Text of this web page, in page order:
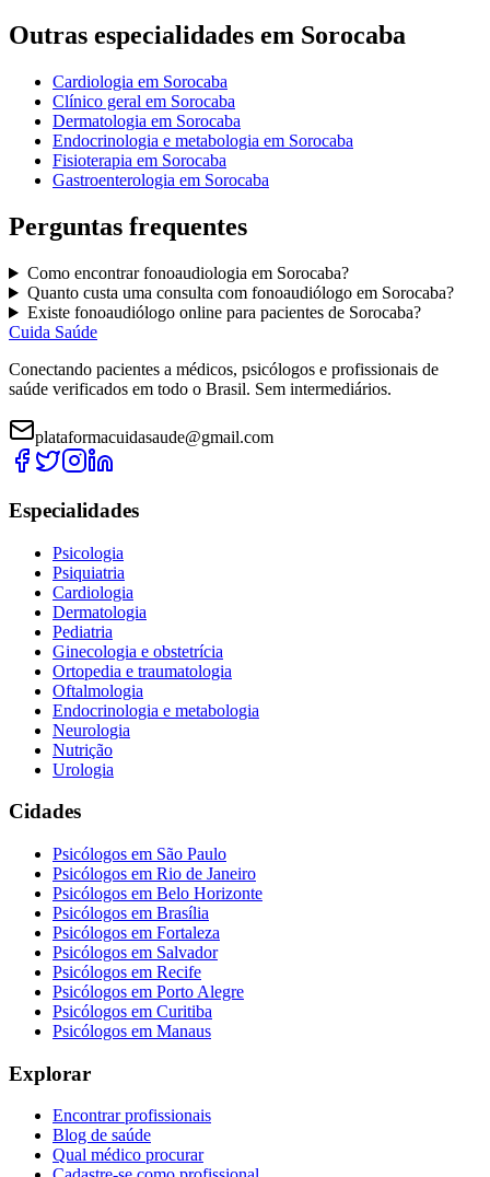
Outras especialidades em Sorocaba
Cardiologia em Sorocaba
Clínico geral em Sorocaba
Dermatologia em Sorocaba
Endocrinologia e metabologia em Sorocaba
Fisioterapia em Sorocaba
Gastroenterologia em Sorocaba
Perguntas frequentes
Como encontrarfonoaudiologia em Sorocaba?
Quanto custa uma consulta com fonoaudiólogoem Sorocaba?
Existe fonoaudiólogoonline para pacientes de Sorocaba?
Cuida Saúde
Conectando pacientes a médicos, psicólogos e profissionais de
saúde verificados em todo o Brasil. Sem intermediários.
plataformacuidasaude@gmail.com
Especialidades
Psicologia
Psiquiatria
Cardiologia
Dermatologia
Pediatria
Ginecologia e obstetrícia
Ortopedia e traumatologia
Oftalmologia
Endocrinologia e metabologia
Neurologia
Nutrição
Urologia
Cidades
Psicólogos em São Paulo
Psicólogos em Rio de Janeiro
Psicólogos em Belo Horizonte
Psicólogos em Brasília
Psicólogos em Fortaleza
Psicólogos em Salvador
Psicólogos em Recife
Psicólogos em Porto Alegre
Psicólogos em Curitiba
Psicólogos em Manaus
Explorar
Encontrar profissionais
Blog de saúde
Qual médico procurar